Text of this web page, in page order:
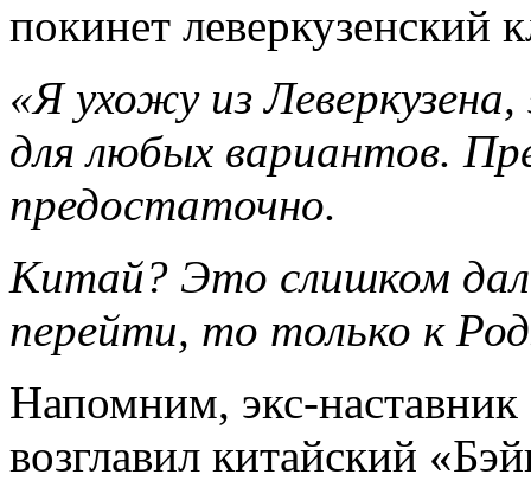
покинет леверкузенский
«Я ухожу из
для любых вариантов.
предостаточно.
Китай? Это слишком
перейти, то только к
Напомним, экс-
возглавил китайский